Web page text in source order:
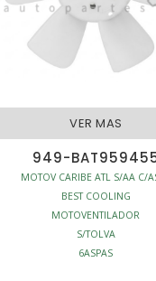
VER MAS
949-
MOTOV CARIBE ATL S/AA C/
BEST COOLING
MOTOVENTILADOR
S/TOLVA
6ASPAS